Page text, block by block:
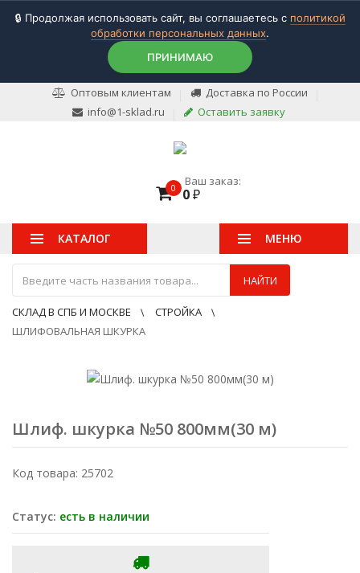
🔒 Продолжая использовать сайт, вы соглашаетесь с политикой
обработки персональных данных.
ПРИНИМАЮ
Оптовым клиентам
Доставка по России
info@1-sklad.ru
Оставить заявку
0 Ваш заказ:
0₽
КАТАЛОГ
НАЙТИ
МЕНЮ
СКЛАД В СПБ И МОСКВЕ
СТРОЙКА
ШЛИФОВАЛЬНАЯ ШКУРКА
Шлиф. шкурка №50 800мм(30 м)
Код товара: 25702
Статус: есть в наличии